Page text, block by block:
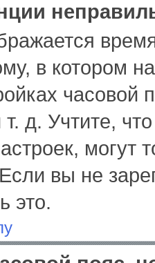
в котором
часовой
д. Учтите,
могут
вы не
это.